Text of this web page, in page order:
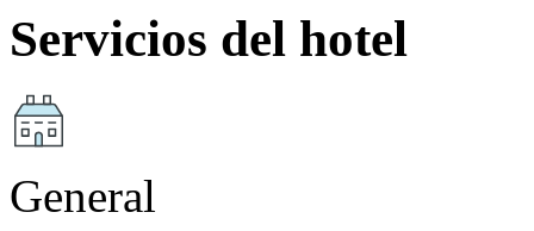
Servicios del hotel
General